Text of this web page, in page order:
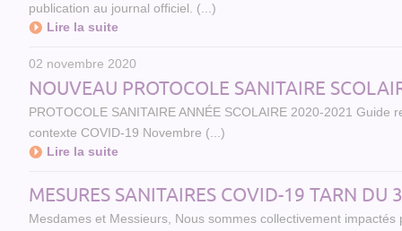
publication au journal officiel. (...)
Lire la suite
02 novembre 2020
NOUVEAU PROTOCOLE SANITAIRE
PROTOCOLE SANITAIRE ANNÉE SCOLAIRE 2020-2021
contexte COVID-19 Novembre (...)
Lire la suite
MESURES SANITAIRES COVID-19 TARN DU
Mesdames et Messieurs, Nous sommes collectivement